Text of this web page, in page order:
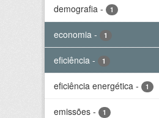
demografia - 1
economia - 1
eficiência - 1
eficiência energética - 1
emissões - 1